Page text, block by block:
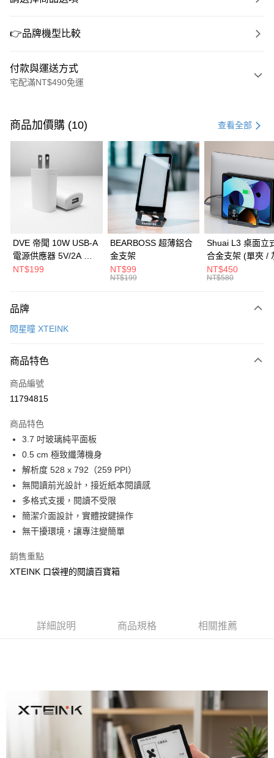
👉品牌機型比較
付款與運送方式
宅配滿NT$490免運
信用卡一次付款
3 期 0 利率 每期 NT$860
第一商業銀行
華南商業銀行
彰化商業銀行
上海商業儲蓄銀行
台北富邦商業銀行
兆豐國際商業銀行
臺灣中小企業銀行
台中商業銀行
匯豐（台灣）商業銀行
華泰商業銀行
聯邦商業銀行
元大商業銀行
台灣樂天信用卡公司
NT$430 21家銀行
合作金庫商業銀行
第一商業銀行
彰化商業銀行
台北富邦商業銀行
國泰世華商業銀行
兆豐國際商業銀行
臺灣中小企業銀行
匯豐（台灣）商業銀行
玉山商業銀行
台灣樂天信用卡公司
街口支付
悠遊付
相關說明
1.本服務由台灣大哥大提供，台灣大哥大用戶可立即使用無須另外申請。
2.付款方式選擇「大哥付你分期」，訂單成立後會自動跳轉到大哥付的交易
3.實際核准額度、可分期數及費用金額請依後續交易確認頁面所載為準。
4.訂單成立30分鐘內，如未前往確認交易或遇審核未通過，訂單將自動取
消。如遇「轉專審核」未通過狀況，表示未達大哥付你分期系統評分，恕無
法說明評估內容。
【繳款方式說明】
1.分期款項不併入電信帳單，「大哥付你分期」於每月結算日後寄送繳費提
2.透過簡訊連結打開帳單後，可選擇「超商條碼／台灣大直營門市／銀行轉
帳／街口支付／iPASS MONEY」等通路繳費。
【注意事項】
用戶於交易時，得透過本服務購買商品或服務，並由商店將買賣／分期付款
買賣價金債權讓與本公司後，依約使用本公司帳單繳交帳款。
ATM付款
貨到付款
運送方式
7-11取貨(快速到店)
每筆NT$100，滿NT$1,000(含以上)免運費
每筆NT$80，滿NT$490(含以上)免運費
離島郵局
付款後門市自取
每筆NT$80，滿NT$1,000(含以上)免運費
商品加價購 (10) 查看全部
DVE 帝聞 10W USB-A
電源供應器 5V/2A 充
電頭 (適用閱讀器、小
NT$199
BEARBOSS 超薄鋁合
金支架
NT$99
NT$199
Shuai L3 桌面立
合金支架 (單夾 /
NT$450
NT$580
品牌
閱星曈 XTEINK
商品特色
商品編號
11794815
商品特色
3.7 吋玻璃純平面板
0.5 cm 極致纖薄機身
解析度 528 x 792（259 PPI）
無閱讀前光設計，接近紙本閱讀感
多格式支援，閱讀不受限
簡潔介面設計，實體按鍵操作
無干擾環境，讓專注變簡單
銷售重點
XTEINK 口袋裡的閱讀百寶箱
詳細說明 商品規格 相關推薦